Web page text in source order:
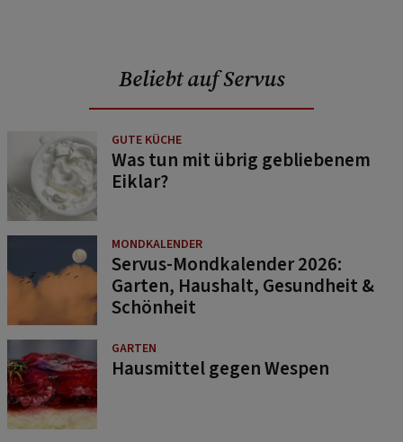
Beliebt auf Servus
GUTE KÜCHE
Was tun mit übrig gebliebenem
Eiklar?
MONDKALENDER
Servus-Mondkalender 2026:
Garten, Haushalt, Gesundheit &
Schönheit
GARTEN
Hausmittel gegen Wespen